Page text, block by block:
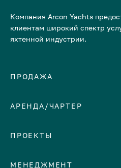
Компания Arcon Yachts
клиентам широкий спектр
яхтенной индустрии.
ПРОДАЖА
Количество кают
АРЕНДА/ЧАРТЕР
ЕВРОПА
Греция
ПРОЕКТЫ
МЕНЕДЖМЕНТ